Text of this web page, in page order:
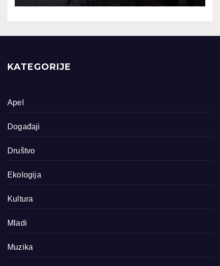
KATEGORIJE
Apel
Događaji
Društvo
Ekologija
Kultura
Mladi
Muzika